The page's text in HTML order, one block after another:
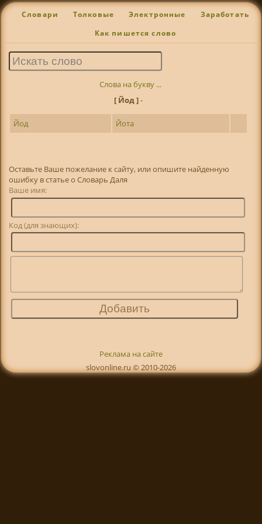
Словари Толковые Электронные Заработать
Как пишется слово
Слова на букву ...
[ Йод ]-
Йод Йота
Оставьте Ваше пожелание к сайту, или опишите найденную
ошибку в статье о Словарь Даля
Ваше имя:
Код (для знающих):
Реклама на сайте
slovonline.ru © 2010-2026